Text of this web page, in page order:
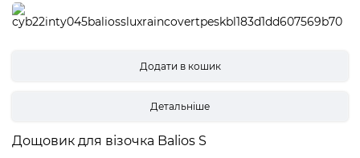
Детальніше
Дощовик для візочка Balios S